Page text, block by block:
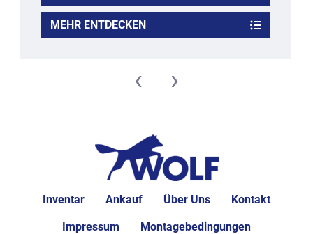
MEHR ENTDECKEN
‹ ›
Inventar Ankauf Über Uns Kontakt
Impressum Montagebedingungen